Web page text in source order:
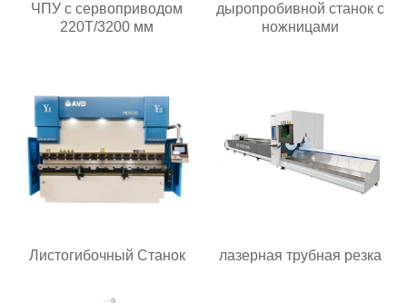
ЧПУ с сервоприводом
220T/3200 мм
дыропробивной станок с
ножницами
Листогибочный Станок лазерная трубная резка